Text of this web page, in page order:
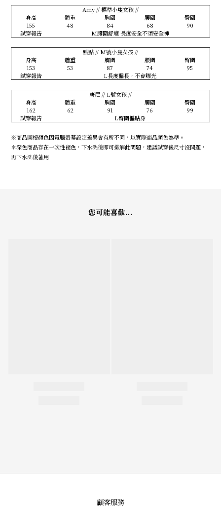
Amy // 標準小隻女孩 //
身高
體重 胸圍 腰圍
臀圍
155
48 84 68
90
試穿報告
M腰圍舒適 長度安全不須安全褲
點點 // M號小隻女孩 //
身高
體重 胸圍 腰圍
臀圍
153
53 87 74
95
試穿報告
L長度偏長，不會曝光
唐尼 // L號女孩 //
身高
體重 胸圍 腰圍
臀圍
162
62 91 76
99
試穿報告
L臀圍偏貼身
※商品圖檔顏色因電腦螢幕設定差異會有所不同，以實際商品顏色為準。
＊深色商品存在一次性褪色，下水洗後即可排解此問題，建議試穿後尺寸沒問題，
再下水洗後著用
您可能喜歡...
顧客服務